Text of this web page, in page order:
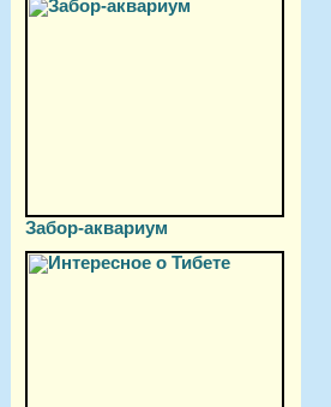
Забор-аквариум